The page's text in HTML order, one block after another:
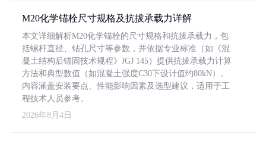
M20化学锚栓尺寸规格及抗拔承载力详解
本文详细解析M20化学锚栓的尺寸规格和抗拔承载力，包
括螺杆直径、钻孔尺寸等参数，并依据专业标准（如《混
凝土结构后锚固技术规程》JGJ 145）提供抗拔承载力计算
方法和典型数值（如混凝土强度C30下设计值约80kN）。
内容涵盖安装要点、性能影响因素及选型建议，适用于工
程技术人员参考。
2026年8月4日